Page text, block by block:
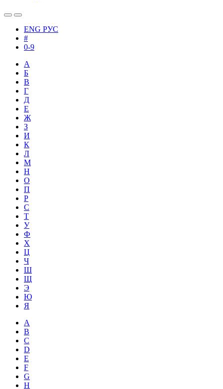
ENG РУС
#
0-9
А
Б
В
Г
Д
Е
Ж
З
И
К
Л
М
Н
О
П
Р
С
Т
У
Ф
Х
Ц
Ч
Ш
Щ
Э
Ю
Я
A
B
C
D
E
F
G
H